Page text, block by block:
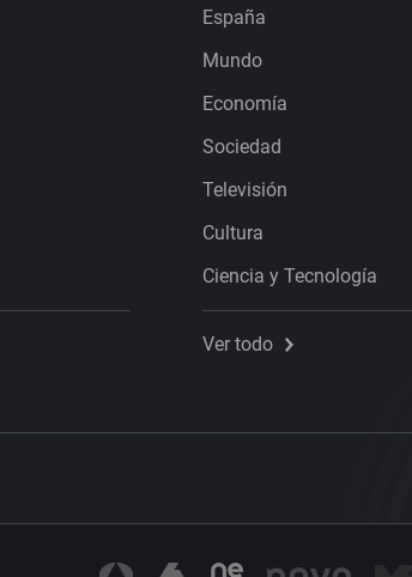
España
Mundo
Economía
Sociedad
Televisión
Cultura
Ciencia y Tecnología
Ver todo